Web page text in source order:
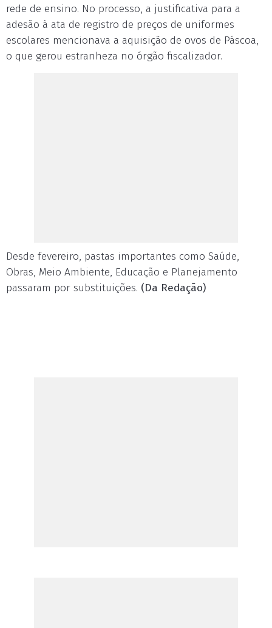
rede de ensino. No processo, a justificativa para a
adesão à ata de registro de preços de uniformes
escolares mencionava a aquisição de ovos de Páscoa,
o que gerou estranheza no órgão fiscalizador.
Desde fevereiro, pastas importantes como Saúde,
Obras, Meio Ambiente, Educação e Planejamento
passaram por substituições. (Da Redação)